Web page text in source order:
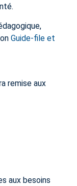
Guide-file et
remise aux
aux besoins